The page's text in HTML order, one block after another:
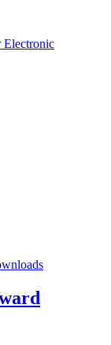
Electronic